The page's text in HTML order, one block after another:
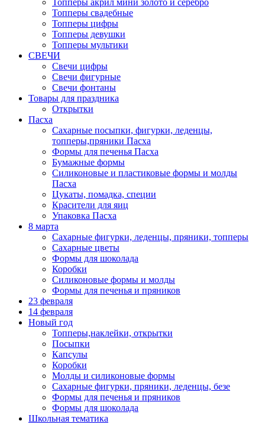
Топперы акрил мини золото и серебро
Топперы свадебные
Топперы цифры
Топперы девушки
Топперы мультики
СВЕЧИ
Свечи цифры
Свечи фигурные
Свечи фонтаны
Товары для праздника
Открытки
Пасха
Сахарные посыпки, фигурки, леденцы,
топперы,пряники Пасха
Формы для печенья Пасха
Бумажные формы
Силиконовые и пластиковые формы и молды
Пасха
Цукаты, помадка, специи
Красители для яиц
Упаковка Пасха
8 марта
Сахарные фигурки, леденцы, пряники, топперы
Сахарные цветы
Формы для шоколада
Коробки
Силиконовые формы и молды
Формы для печенья и пряников
23 февраля
14 февраля
Новый год
Топперы,наклейки, открытки
Посыпки
Капсулы
Коробки
Молды и силиконовые формы
Сахарные фигурки, пряники, леденцы, безе
Формы для печенья и пряников
Формы для шоколада
Школьная тематика